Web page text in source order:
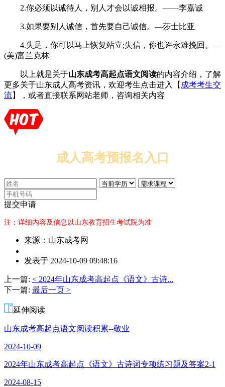
2.你必须以诚待人，别人才会以诚相报。——李嘉诚
3.如果要别人诚信，首先要自己诚信。—莎士比亚
4.失足，你可以马上恢复站立;失信，你也许永难挽回。—
(美)富兰克林
以上就是关于山东成考高起点语文阅读的内容介绍，了解
更多关于山东成人高考资讯，欢迎考生点击进入【 成考考生交
流】，或者直接联系网站老师，咨询相关内容
成人高考预报名入口
提交申请
注：详细内容及信息以山东教育招生考试院为准
来源：山东成考网
者：
老
师
发表于 2024-10-09 09:48:16
上一篇: < 2024年山东成考高起点《语文》古诗...
下一篇: 最后一页 >
延伸阅读
山东成考高起点语文阅读积累--敬业
2024-10-09
2024年山东成考高起点《语文》古诗词专项练习题及答案2-1
2024-08-15